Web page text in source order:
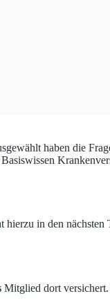
haben die
in den
Mitglied dort